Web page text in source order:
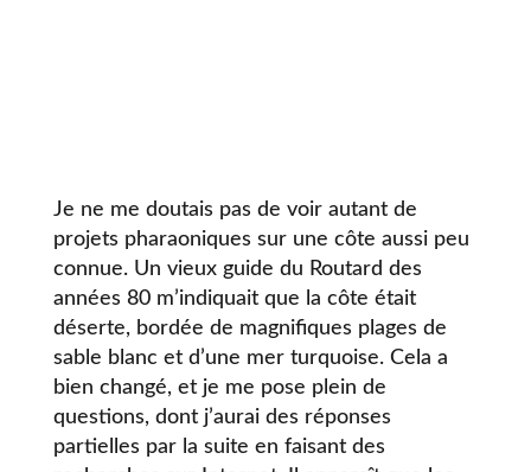
Je ne me doutais pas de voir autant de
projets pharaoniques sur une côte aussi peu
connue. Un vieux guide du Routard des
années 80 m’indiquait que la côte était
déserte, bordée de magnifiques plages de
sable blanc et d’une mer turquoise. Cela a
bien changé, et je me pose plein de
questions, dont j’aurai des réponses
partielles par la suite en faisant des